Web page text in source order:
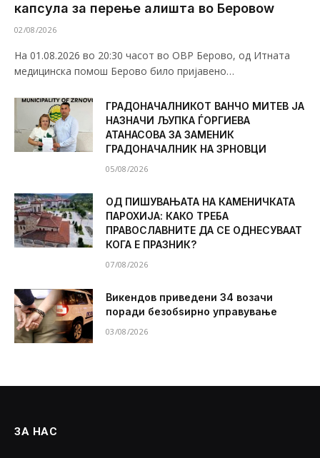
капсула за перење алишта во Беровоw
02/08/2026
На 01.08.2026 во 20:30 часот во ОВР Берово, од Итната
медицинска помош Берово било пријавено…
ГРАДОНАЧАЛНИКОТ ВАНЧО МИТЕВ ЈА
НАЗНАЧИ ЉУПКА ЃОРГИЕВА
АТАНАСОВА ЗА ЗАМЕНИК
ГРАДОНАЧАЛНИК НА ЗРНОВЦИ
05/08/2026
ОД ПИШУВАЊАТА НА КАМЕНИЧКАТА
ПАРОХИЈА: КАКО ТРЕБА
ПРАВОСЛАВНИТЕ ДА СЕ ОДНЕСУВААТ
КОГА Е ПРАЗНИК?
07/08/2026
Викендов приведени 34 возачи
поради безобѕирно управување
03/08/2026
ЗА НАС